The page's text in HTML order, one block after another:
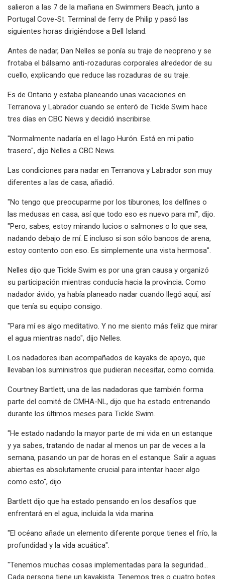
salieron a las 7 de la mañana en Swimmers Beach, junto a
Portugal Cove-St. Terminal de ferry de Philip y pasó las
siguientes horas dirigiéndose a Bell Island.
Antes de nadar, Dan Nelles se ponía su traje de neopreno y se
frotaba el bálsamo anti-rozaduras corporales alrededor de su
cuello, explicando que reduce las rozaduras de su traje.
Es de Ontario y estaba planeando unas vacaciones en
Terranova y Labrador cuando se enteró de Tickle Swim hace
tres días en CBC News y decidió inscribirse.
"Normalmente nadaría en el lago Hurón. Está en mi patio
trasero", dijo Nelles a CBC News.
Las condiciones para nadar en Terranova y Labrador son muy
diferentes a las de casa, añadió.
"No tengo que preocuparme por los tiburones, los delfines o
las medusas en casa, así que todo eso es nuevo para mí", dijo.
"Pero, sabes, estoy mirando lucios o salmones o lo que sea,
nadando debajo de mí. E incluso si son sólo bancos de arena,
estoy contento con eso. Es simplemente una vista hermosa".
Nelles dijo que Tickle Swim es por una gran causa y organizó
su participación mientras conducía hacia la provincia. Como
nadador ávido, ya había planeado nadar cuando llegó aquí, así
que tenía su equipo consigo.
"Para mí es algo meditativo. Y no me siento más feliz que mirar
el agua mientras nado", dijo Nelles.
Los nadadores iban acompañados de kayaks de apoyo, que
llevaban los suministros que pudieran necesitar, como comida.
Courtney Bartlett, una de las nadadoras que también forma
parte del comité de CMHA-NL, dijo que ha estado entrenando
durante los últimos meses para Tickle Swim.
"He estado nadando la mayor parte de mi vida en un estanque
y ya sabes, tratando de nadar al menos un par de veces a la
semana, pasando un par de horas en el estanque. Salir a aguas
abiertas es absolutamente crucial para intentar hacer algo
como esto", dijo.
Bartlett dijo que ha estado pensando en los desafíos que
enfrentará en el agua, incluida la vida marina.
"El océano añade un elemento diferente porque tienes el frío, la
profundidad y la vida acuática".
"Tenemos muchas cosas implementadas para la seguridad...
Cada persona tiene un kayakista. Tenemos tres o cuatro botes